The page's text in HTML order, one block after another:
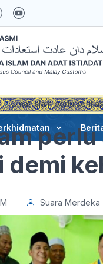
Umat Islam perlu
demi
Suara Merdeka